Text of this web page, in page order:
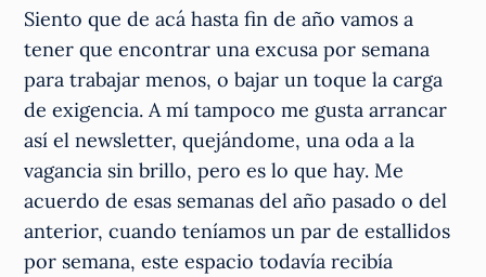
Siento que de acá hasta fin de año vamos a
tener que encontrar una excusa por semana
para trabajar menos, o bajar un toque la carga
de exigencia. A mí tampoco me gusta arrancar
así el newsletter, quejándome, una oda a la
vagancia sin brillo, pero es lo que hay. Me
acuerdo de esas semanas del año pasado o del
anterior, cuando teníamos un par de estallidos
por semana, este espacio todavía recibía